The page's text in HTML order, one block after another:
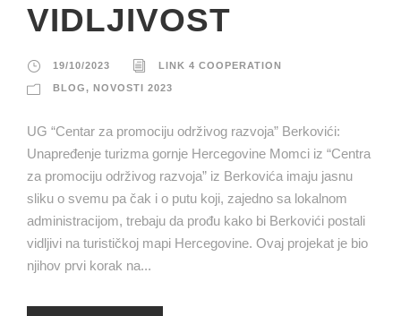
VIDLJIVOST
19/10/2023 LINK 4 COOPERATION
BLOG, NOVOSTI 2023
UG “Centar za promociju održivog razvoja” Berkovići:
Unapređenje turizma gornje Hercegovine Momci iz “Centra
za promociju održivog razvoja” iz Berkovića imaju jasnu
sliku o svemu pa čak i o putu koji, zajedno sa lokalnom
administracijom, trebaju da prođu kako bi Berkovići postali
vidljivi na turističkoj mapi Hercegovine. Ovaj projekat je bio
njihov prvi korak na...